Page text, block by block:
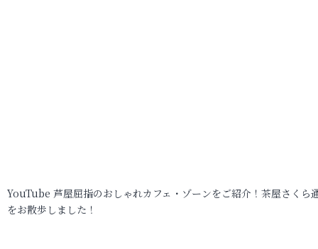
YouTube 芦屋屈指のおしゃれカフェ・ゾーンをご紹介！茶屋さくら
をお散歩しました！